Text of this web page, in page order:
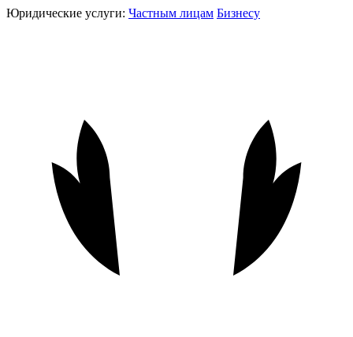
Юридические услуги: Частным лицам Бизнесу